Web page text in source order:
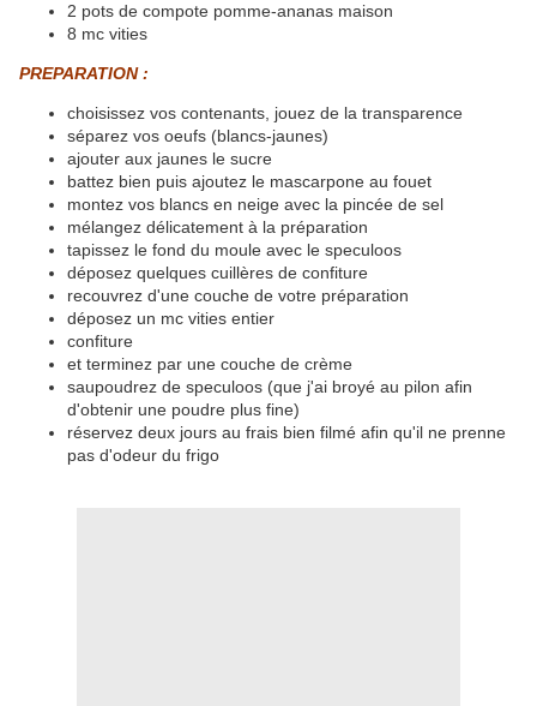
2 pots de compote pomme-ananas maison
8 mc vities
PREPARATION :
choisissez vos contenants, jouez de la transparence
séparez vos oeufs (blancs-jaunes)
ajouter aux jaunes le sucre
battez bien puis ajoutez le mascarpone au fouet
montez vos blancs en neige avec la pincée de sel
mélangez délicatement à la préparation
tapissez le fond du moule avec le speculoos
déposez quelques cuillères de confiture
recouvrez d'une couche de votre préparation
déposez un mc vities entier
confiture
et terminez par une couche de crème
saupoudrez de speculoos (que j'ai broyé au pilon afin
d'obtenir une poudre plus fine)
réservez deux jours au frais bien filmé afin qu'il ne prenne
pas d'odeur du frigo